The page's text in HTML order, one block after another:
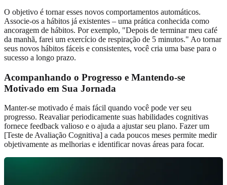
O objetivo é tornar esses novos comportamentos automáticos.
Associe-os a hábitos já existentes – uma prática conhecida como
ancoragem de hábitos. Por exemplo, "Depois de terminar meu café
da manhã, farei um exercício de respiração de 5 minutos." Ao tornar
seus novos hábitos fáceis e consistentes, você cria uma base para o
sucesso a longo prazo.
Acompanhando o Progresso e Mantendo-se
Motivado em Sua Jornada
Manter-se motivado é mais fácil quando você pode ver seu
progresso. Reavaliar periodicamente suas habilidades cognitivas
fornece feedback valioso e o ajuda a ajustar seu plano. Fazer um
[Teste de Avaliação Cognitiva] a cada poucos meses permite medir
objetivamente as melhorias e identificar novas áreas para focar.